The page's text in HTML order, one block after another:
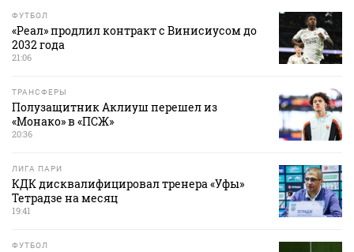
ФУТБОЛ
«Реал» продлил контракт с Винисиусом до
2032 года
21:06
ТРАНСФЕРЫ
Полузащитник Аклиуш перешел из
«Монако» в «ПСЖ»
20:36
ЛИГА ПАРИ
КДК дисквалифицировал тренера «Уфы»
Тетрадзе на месяц
19:41
ФУТБОЛ